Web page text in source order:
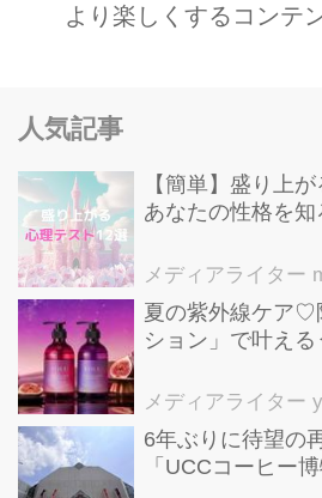
より楽しくするコンテ
人気記事
【簡単】盛り上
あなたの性格を知
メディアライター
夏の紫外線ケア♡
ション」で叶え
メディアライター
6年ぶりに待望の
「UCCコーヒー